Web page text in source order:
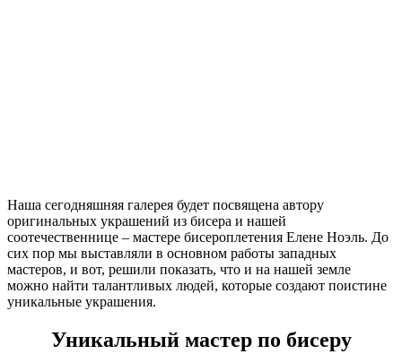
Наша сегодняшняя галерея будет посвящена автору
оригинальных украшений из бисера и нашей
соотечественнице – мастере бисероплетения Елене Ноэль. До
сих пор мы выставляли в основном работы западных
мастеров, и вот, решили показать, что и на нашей земле
можно найти талантливых людей, которые создают поистине
уникальные украшения.
Уникальный мастер по бисеру